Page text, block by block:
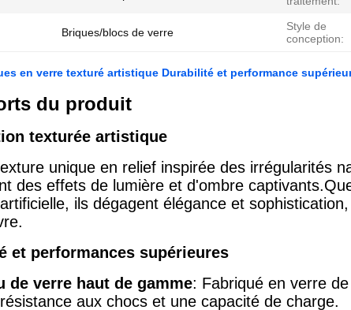
Briques/blocs de verre
Style de
conception:
en verre texturé artistique Durabilité et performance
du produit
texturée artistique
unique en relief inspirée des irrégularités
des effets de lumière et d'ombre
ils dégagent élégance et
et performances supérieures
de verre haut de gamme: Fabriqué en verre
aux chocs et une capacité de charge.